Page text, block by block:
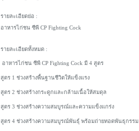
รายละเอียดย่อ :
อาหารไก่ชน ซีพี CP Fighting Cock
รายละเอียดทั้งหมด :
อาหารไก่ชน ซีพี CP Fighting Cock มี 4 สูตร
สูตร 1 ช่วงสร้างพื้นฐานชีวิตให้แข็งแรง
สูตร 2 ช่วงสร้างกระดูกและกล้ามเนื้อให้สมดุล
สูตร 3 ช่วงสร้างความสมบูรณ์และความแข็งแกร่ง
สูตร 4 ช่วงสร้างความสมบูรณ์พันธุ์ พร้อมถ่ายทอดพันธุกรรม